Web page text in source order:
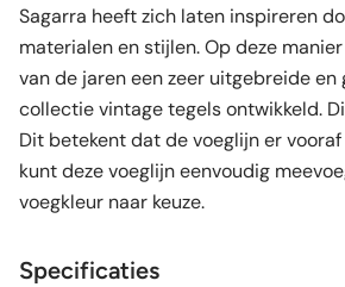
Sagarra heeft zich laten inspireren
materialen en stijlen. Op deze
van de jaren een zeer uitgebreide en
collectie vintage tegels ontwikkeld.
Dit betekent dat de voeglijn er vooraf
kunt deze voeglijn eenvoudig
voegkleur naar keuze.
Specificaties